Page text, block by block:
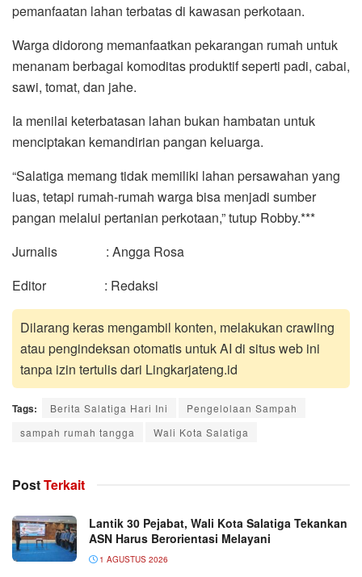
pemanfaatan lahan terbatas di kawasan perkotaan.
Warga didorong memanfaatkan pekarangan rumah untuk
menanam berbagai komoditas produktif seperti padi, cabai,
sawi, tomat, dan jahe.
Ia menilai keterbatasan lahan bukan hambatan untuk
menciptakan kemandirian pangan keluarga.
“Salatiga memang tidak memiliki lahan persawahan yang
luas, tetapi rumah-rumah warga bisa menjadi sumber
pangan melalui pertanian perkotaan,” tutup Robby.***
Jurnalis : Angga Rosa
Editor : Redaksi
Dilarang keras mengambil konten, melakukan crawling
atau pengindeksan otomatis untuk AI di situs web ini
tanpa izin tertulis dari Lingkarjateng.id
Tags: Berita Salatiga Hari Ini
Pengelolaan Sampah
sampah rumah tangga
Wali Kota Salatiga
PostTerkait
Lantik 30 Pejabat, Wali Kota Salatiga Tekankan
ASN Harus Berorientasi Melayani
1 AGUSTUS 2026